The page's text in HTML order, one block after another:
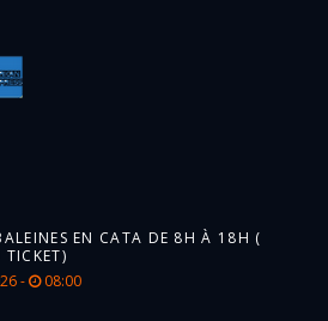
EN CATA DE 8H À 18H (
TICKET)
-
08:00